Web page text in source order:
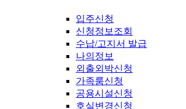
입주신청
신청정보조회
수납/고지서 발급
나의정보
외출외박신청
가족룸신청
공용시설신청
호실변경신청